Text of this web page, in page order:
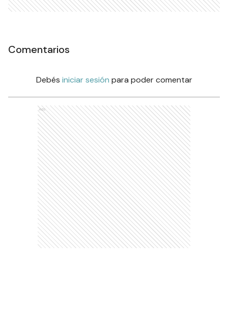
Comentarios
Debés iniciar sesión para poder comentar
Ads